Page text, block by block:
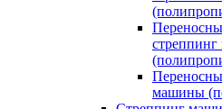
машины